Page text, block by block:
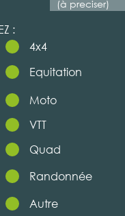
:
4x4
Equitation
Moto
VTT
Quad
Randonnée
Autre